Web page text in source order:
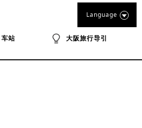
站 大阪旅行导引
Language